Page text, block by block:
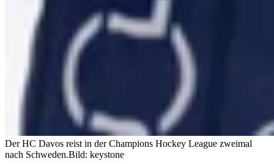
Der HC Davos reist in der Champions Hockey League zweimal
nach Schweden.Bild: keystone